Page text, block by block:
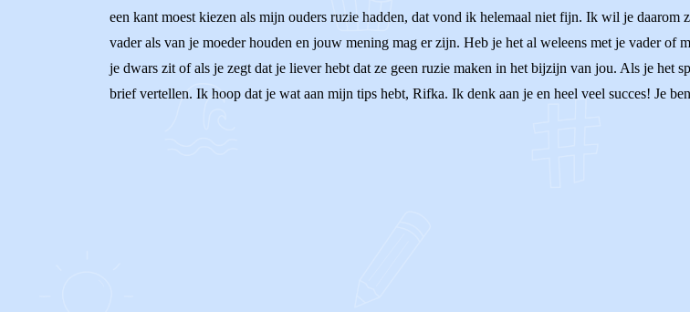
een kant moest kiezen als mijn ouders ruzie hadden, dat vond ik helemaal niet fijn. Ik wil je daarom
vader als van je moeder houden en jouw mening mag er zijn. Heb je het al weleens met je vader of
je dwars zit of als je zegt dat je liever hebt dat ze geen ruzie maken in het bijzijn van jou. Als je het
brief vertellen. Ik hoop dat je wat aan mijn tips hebt, Rifka. Ik denk aan je en heel veel succes! Je